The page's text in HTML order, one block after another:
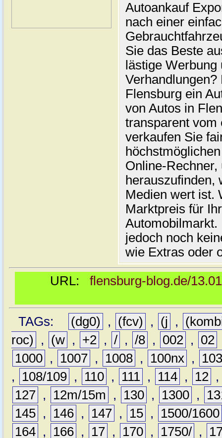
Autoankauf
nach einer
Sie das Beste
lästige
Flensburg ein
von Autos in
transparent vom
verkaufen Sie
Online-
herauszufinden,
Medien wert ist.
Marktpreis für
jedoch noch
wie Extras oder
URL: flensburg-blog.de/
TAGs: (dg0) , (fcv) , (j ,
roc)
, (w , +2 , / , /8 , 002 , 02
1000 , 1007 , 1008 , 100nx ,
,
108/109 , 110 , 111 , 114 , 12
127 , 12m/15m , 130 , 1300 ,
145 , 146 , 147 , 15 ,
1500/1600
164 , 166 , 17 , 170 , 1750/ ,